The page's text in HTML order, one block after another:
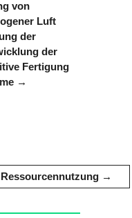
von
Luft
der
der
Fertigung